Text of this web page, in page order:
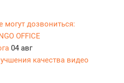
могут дозвониться:
OFFICE
04 авг
качества видео